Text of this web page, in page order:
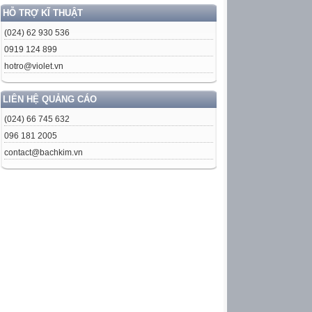
HỖ TRỢ KĨ THUẬT
(024) 62 930 536
0919 124 899
hotro@violet.vn
LIÊN HỆ QUẢNG CÁO
(024) 66 745 632
096 181 2005
contact@bachkim.vn